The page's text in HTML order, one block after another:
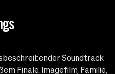
Soundtrack
Finale. Imagefilm, Familie,